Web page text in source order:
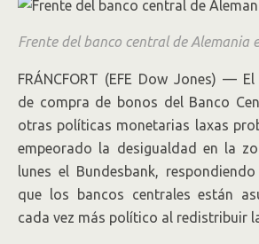
aumentado la
las políticas de
probablemente no han
disparidad.
Frente del banco central de Alemania
FRÁNCFORT (EFE Dow Jones) —
de compra de bonos del Banco
otras políticas monetarias laxas
empeorado la desigualdad en la
lunes el Bundesbank,
que los bancos centrales están
cada vez más político al redistribuir